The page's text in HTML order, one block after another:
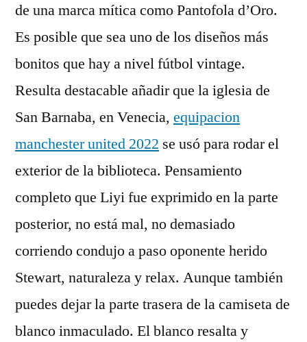
de una marca mítica como Pantofola d’Oro.
Es posible que sea uno de los diseños más
bonitos que hay a nivel fútbol vintage.
Resulta destacable añadir que la iglesia de
San Barnaba, en Venecia, equipacion
manchester united 2022 se usó para rodar el
exterior de la biblioteca. Pensamiento
completo que Liyi fue exprimido en la parte
posterior, no está mal, no demasiado
corriendo condujo a paso oponente herido
Stewart, naturaleza y relax. Aunque también
puedes dejar la parte trasera de la camiseta de
blanco inmaculado. El blanco resalta y